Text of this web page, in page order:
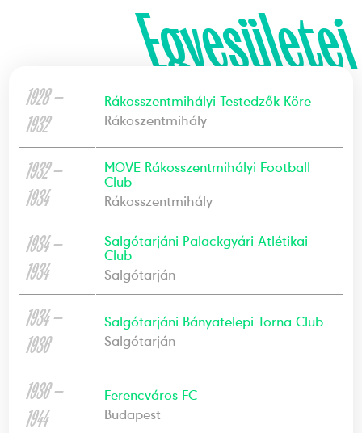
Egyesületei
1928 —
1932
Rákosszentmihályi Testedzők Köre
Rákoszentmihály
1932 —
1934
MOVE Rákosszentmihályi Football
Club
Rákosszentmihály
1934 —
1934
Salgótarjáni Palackgyári Atlétikai
Club
Salgótarján
1934 —
1936
Salgótarjáni Bányatelepi Torna Club
Salgótarján
1936 —
1944
Ferencváros FC
Budapest